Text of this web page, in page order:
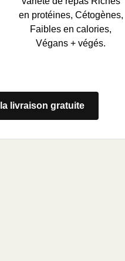
en protéines, Cétogènes,
Faibles en calories,
Végans + végés.
livraison gratuite